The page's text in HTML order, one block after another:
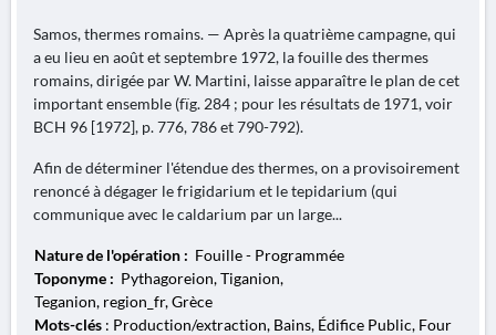
Samos, thermes romains. — Après la quatrième campagne, qui
a eu lieu en août et septembre 1972, la fouille des thermes
romains, dirigée par W. Martini, laisse apparaître le plan de cet
important ensemble (fïg. 284 ; pour les résultats de 1971, voir
BCH 96 [1972], p. 776, 786 et 790-792).
Afin de déterminer l'étendue des thermes, on a provisoirement
renoncé à dégager le frigidarium et le tepidarium (qui
communique avec le caldarium par un large...
Nature de l'opération : Fouille - Programmée
Toponyme : Pythagoreion, Tiganion,
Teganion, region_fr, Grèce
Mots-clés : Production/extraction, Bains, Édifice Public, Four